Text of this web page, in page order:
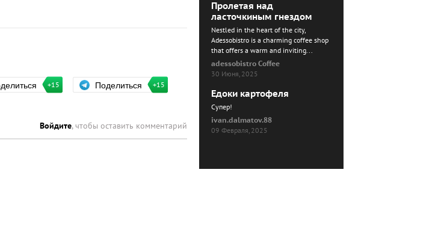
+15 Поделиться +15
Войдите, чтобы оставить комментарий
Пролетая над
ласточкиным гнездом
Nestled in the heart of the city,
Adessobistro is a charming coffee shop
that offers a warm and inviting...
adessobistro Coffee
30 Июня, 2025
Едоки картофеля
Cупер!
ivan.dalmatov.88
09 Февраля, 2025